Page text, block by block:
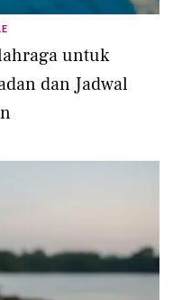
untuk
dan Jadwal